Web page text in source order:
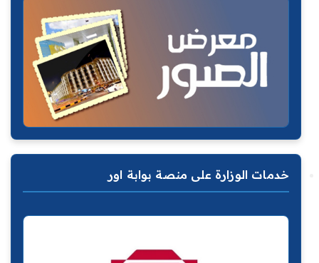
خدمات الوزارة على منصة بوابة اور